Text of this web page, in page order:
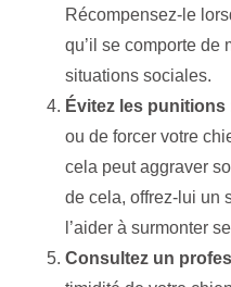
Récompensez-le
qu’il se comporte de
situations sociales.
Évitez les punitions
ou de forcer votre
cela peut aggraver
de cela, offrez-lui un
l’aider à surmonter
Consultez un